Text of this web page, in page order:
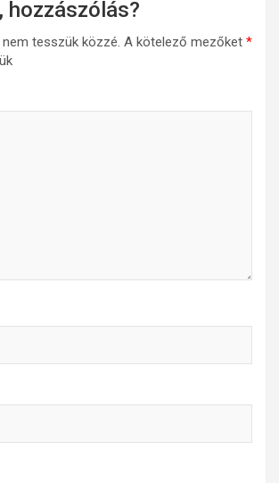
hozzászólás?
tesszük közzé. A kötelező mezőket *